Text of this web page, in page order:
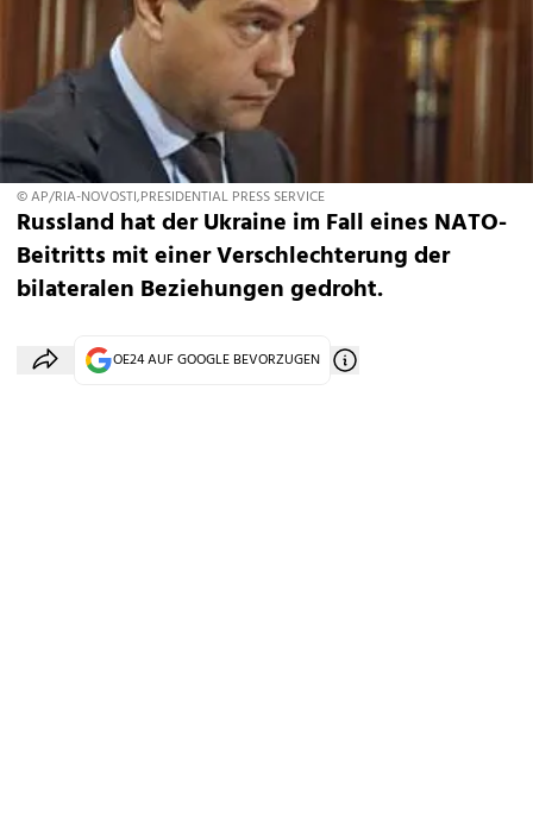
© AP/RIA-NOVOSTI,PRESIDENTIAL PRESS SERVICE
Russland hat der Ukraine im Fall eines NATO-
Beitritts mit einer Verschlechterung der
bilateralen Beziehungen gedroht.
OE24 AUF GOOGLE BEVORZUGEN